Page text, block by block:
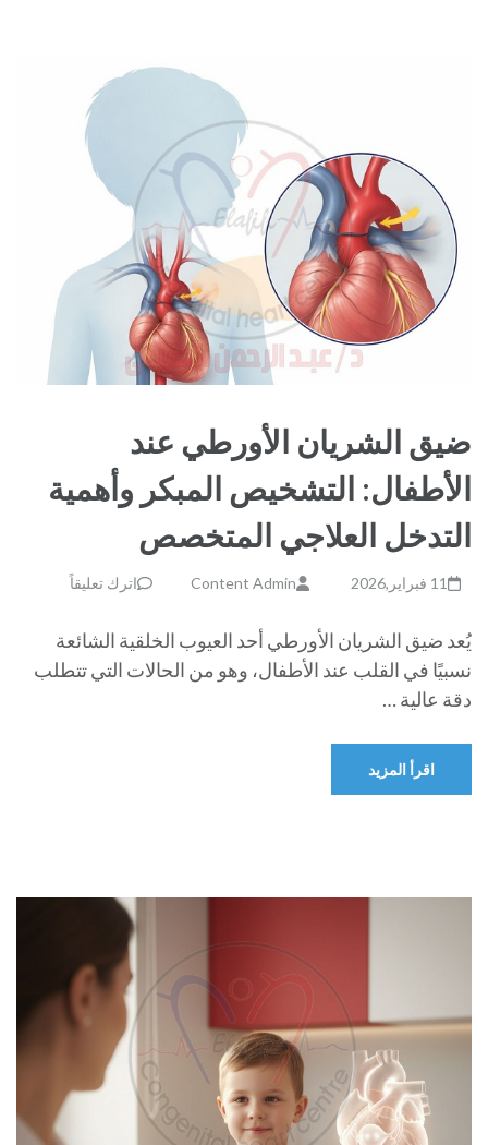
ضيق الشريان الأورطي عند
الأطفال: التشخيص المبكر وأهمية
التدخل العلاجي المتخصص
11 فبراير,2026 Content Admin اترك تعليقاً
يُعد ضيق الشريان الأورطي أحد العيوب الخلقية الشائعة
نسبيًا في القلب عند الأطفال، وهو من الحالات التي تتطلب
دقة عالية …
اقرأ المزيد